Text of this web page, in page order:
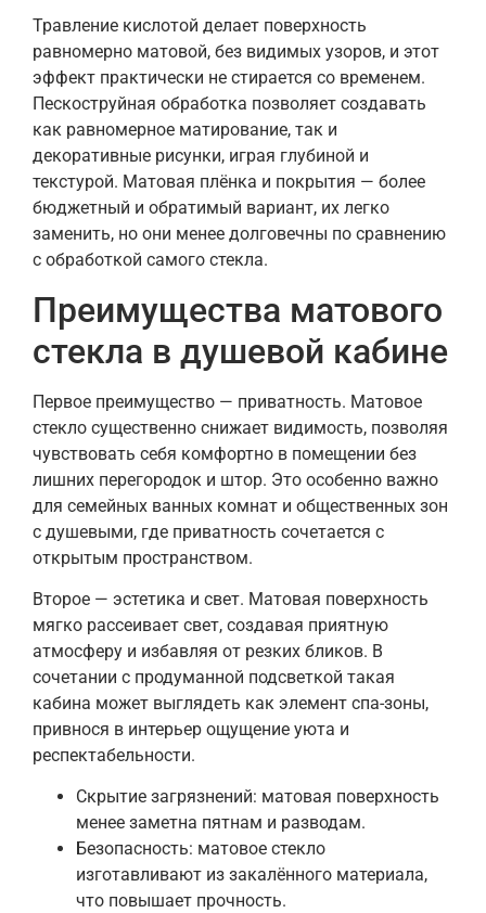
Травление кислотой делает поверхность
равномерно матовой, без видимых узоров, и этот
эффект практически не стирается со временем.
Пескоструйная обработка позволяет создавать
как равномерное матирование, так и
декоративные рисунки, играя глубиной и
текстурой. Матовая плёнка и покрытия — более
бюджетный и обратимый вариант, их легко
заменить, но они менее долговечны по сравнению
с обработкой самого стекла.
Преимущества матового
стекла в душевой кабине
Первое преимущество — приватность. Матовое
стекло существенно снижает видимость, позволяя
чувствовать себя комфортно в помещении без
лишних перегородок и штор. Это особенно важно
для семейных ванных комнат и общественных зон
с душевыми, где приватность сочетается с
открытым пространством.
Второе — эстетика и свет. Матовая поверхность
мягко рассеивает свет, создавая приятную
атмосферу и избавляя от резких бликов. В
сочетании с продуманной подсветкой такая
кабина может выглядеть как элемент спа-зоны,
привнося в интерьер ощущение уюта и
респектабельности.
Скрытие загрязнений: матовая поверхность
менее заметна пятнам и разводам.
Безопасность: матовое стекло
изготавливают из закалённого материала,
что повышает прочность.